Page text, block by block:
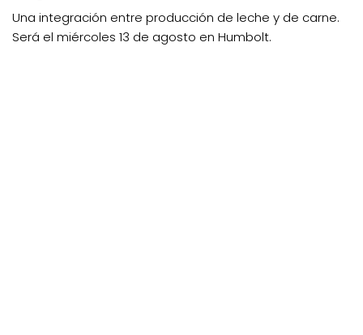
Una integración entre producción de leche y de carne.
Será el miércoles 13 de agosto en Humbolt.